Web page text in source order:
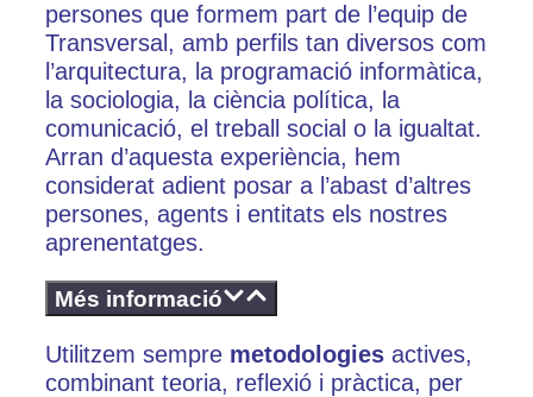
persones que formem part de l’equip de
Transversal, amb perfils tan diversos com
l’arquitectura, la programació informàtica,
la sociologia, la ciència política, la
comunicació, el treball social o la igualtat.
Arran d’aquesta experiència, hem
considerat adient posar a l’abast d’altres
persones, agents i entitats els nostres
aprenentatges.
Més informació
Utilitzem sempre metodologies actives,
combinant teoria, reflexió i pràctica, per